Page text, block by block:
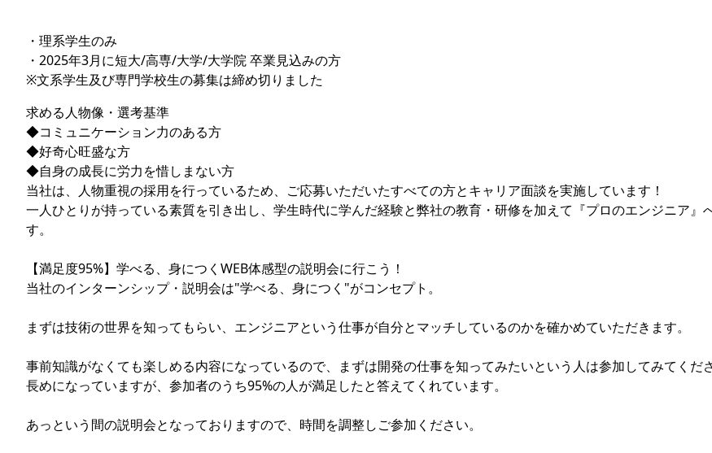
・理系学生のみ
・2025年3月に短大/高専/大学/大学院 卒業見込みの方
※文系学生及び専門学校生の募集は締め切りました
求める人物像・選考基準
◆コミュニケーション力のある方
◆好奇心旺盛な方
◆自身の成長に労力を惜しまない方
当社は、人物重視の採用を行っているため、ご応募いただいたすべての方とキャリア面談を実施しています！
一人ひとりが持っている素質を引き出し、学生時代に学んだ経験と弊社の教育・研修を加えて『プロのエンジニア』
す。
【満足度95%】学べる、身につくWEB体感型の説明会に行こう！
当社のインターンシップ・説明会は"学べる、身につく"がコンセプト。
まずは技術の世界を知ってもらい、エンジニアという仕事が自分とマッチしているのかを確かめていただきます。
事前知識がなくても楽しめる内容になっているので、まずは開発の仕事を知ってみたいという人は参加してみてくだ
長めになっていますが、参加者のうち95%の人が満足したと答えてくれています。
あっという間の説明会となっておりますので、時間を調整しご参加ください。